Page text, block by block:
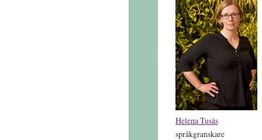
Helena Tusås
språkgranskare